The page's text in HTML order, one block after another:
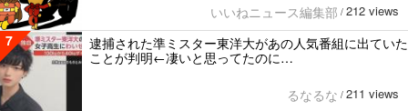
いいねニュース編集部 / 212 views
7
逮捕された準ミスター東洋大があの人気番組に出ていた
ことが判明←凄いと思ってたのに…
るなるな / 211 views